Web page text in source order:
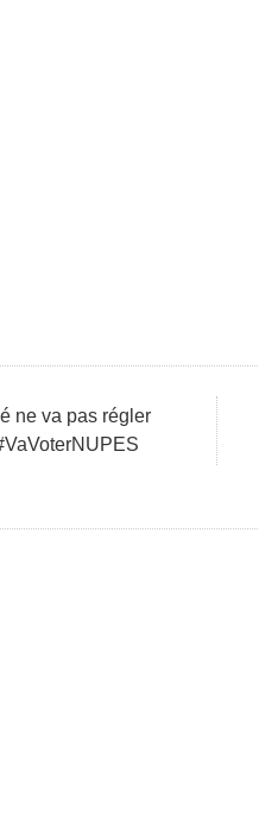
ne va pas régler